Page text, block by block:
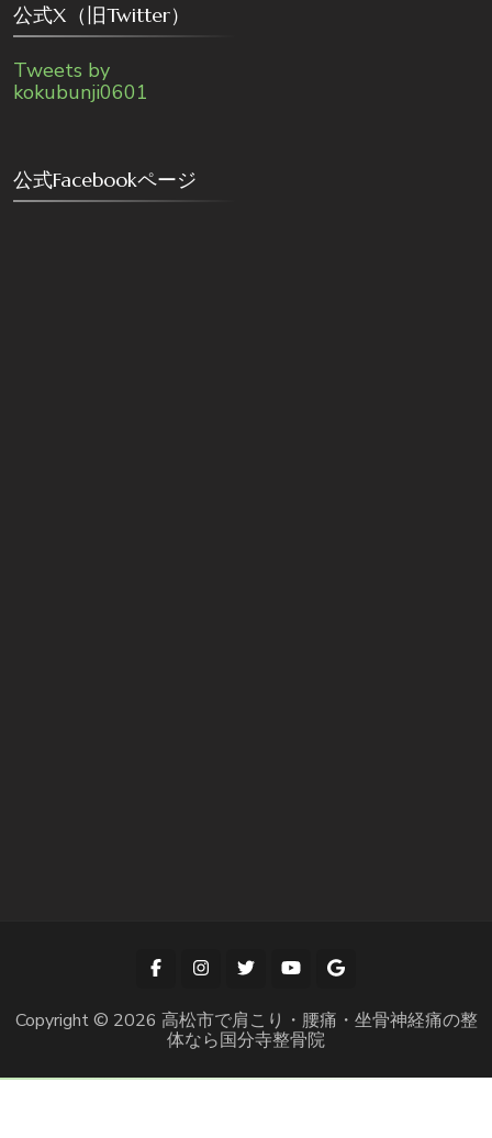
公式X（旧Twitter）
Tweets by
kokubunji0601
公式Facebookページ
Copyright © 2026 高松市で肩こり・腰痛・坐骨神経痛の整
体なら国分寺整骨院